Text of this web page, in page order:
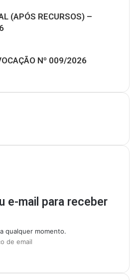
(APÓS RECURSOS) –
Nº 009/2026
e-mail para receber
qualquer momento.